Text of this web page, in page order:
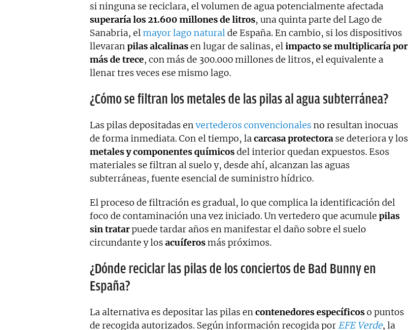
si ninguna se reciclara, el volumen de agua potencialmente afectada
superaría los 21.600 millones de litros, una quinta parte del Lago de
Sanabria, elmayor lago naturalde España. En cambio, si los dispositivos
llevaranpilas alcalinasen lugar de salinas, elimpacto se multiplicaría por
más de trece, con más de 300.000 millones de litros, el equivalente a
llenar tres veces ese mismo lago.
¿Cómo se filtran los metales de las pilas al agua subterránea?
Las pilas depositadas envertederos convencionales no resultan inocuas
de forma inmediata. Con el tiempo, lacarcasa protectora se deteriora y los
metales y componentes químicosdel interior quedan expuestos. Esos
materiales se filtran al suelo y, desde ahí, alcanzan las aguas
subterráneas, fuente esencial de suministro hídrico.
El proceso de filtración es gradual, lo que complica la identificación del
foco de contaminación una vez iniciado. Un vertedero que acumule pilas
sin tratarpuede tardar años en manifestar el daño sobre el suelo
circundante y los acuíferosmás próximos.
¿Dónde reciclar las pilas de los conciertos de Bad Bunny en
España?
La alternativa es depositar las pilas encontenedores específicoso puntos
de recogida autorizados. Según información recogida por EFE Verde, la